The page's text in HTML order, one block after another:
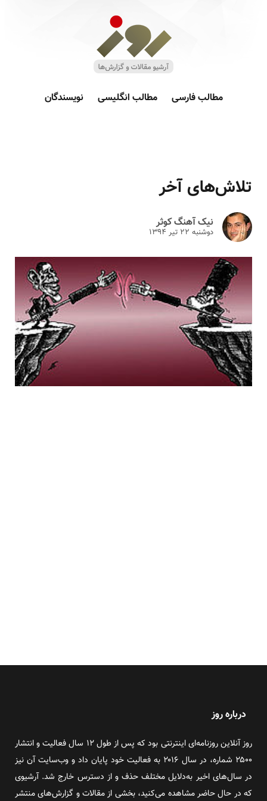
مطالب فارسی مطالب انگلیسی نویسندگان
تلاش‌های آخر‎
نیک آهنگ کوثر
دوشنبه ۲۲ تير ۱۳۹۴
درباره روز
روز آنلاین روزنامه‌ای اینترنتی بود که پس از طول ۱۲ سال فعالیت و انتشار
۲۵۰۰ شماره، در سال ۲۰۱۶ به فعالیت خود پایان داد و وب‌سایت آن نیز
در سال‌های اخیر به‌دلایل مختلف حذف و از دسترس خارج شد. آرشیوی
که در حال حاضر مشاهده می‌کنید، بخشی از مقالات و گزارش‌های منتشر